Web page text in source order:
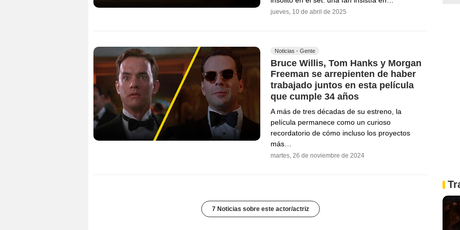
jueves, 10 de abril de 2025
Noticias - Gente
Bruce Willis, Tom Hanks y Morgan
Freeman se arrepienten de haber
trabajado juntos en esta película
que cumple 34 años
A más de tres décadas de su estreno, la
película permanece como un curioso
recordatorio de cómo incluso los proyectos
más…
martes, 26 de noviembre de 2024
7 Noticias sobre este actor/actriz